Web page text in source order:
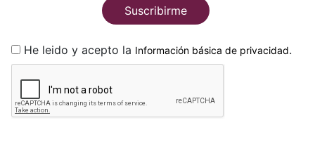
Suscribirme
He leido y acepto la Información básica de privacidad.